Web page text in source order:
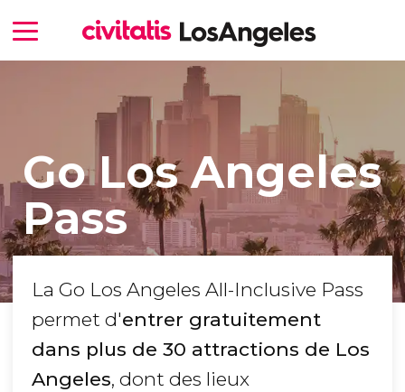
Go Los Angeles
Pass
La Go Los Angeles All-Inclusive Pass
permet d'entrer gratuitement
dans plus de 30 attractions de Los
Angeles, dont des lieux